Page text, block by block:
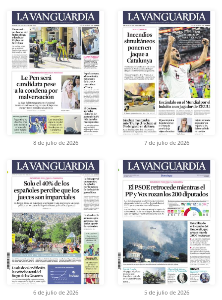
8 de julio de 2026 7 de julio de 2026
6 de julio de 2026 5 de julio de 2026